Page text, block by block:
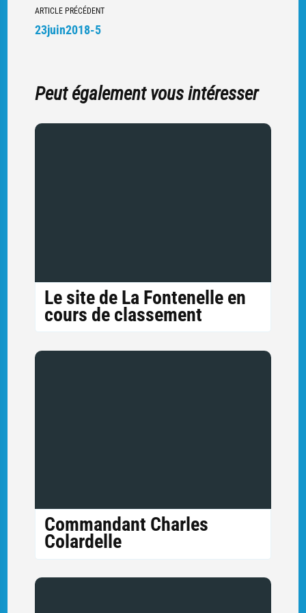
Navigation
vers
ARTICLE PRÉCÉDENT
23juin2018-5
Peut également vous intéresser
Le site de La Fontenelle en
cours de classement
Commandant Charles
Colardelle